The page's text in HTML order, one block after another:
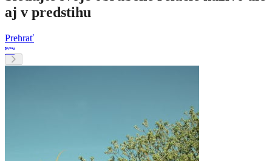
aj v predstihu
Prehrať